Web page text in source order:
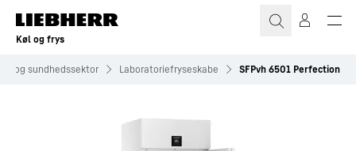
Køl og frys
og sundhedssektor Laboratoriefryseskabe SFPvh 6501 Perfection